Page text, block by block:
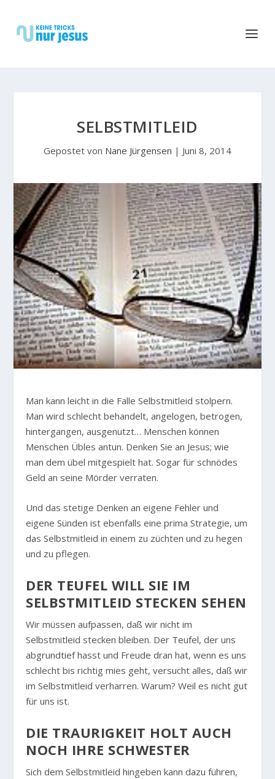
SELBSTMITLEID
Gepostet von Nane Jürgensen | Juni 8, 2014
Man kann leicht in die Falle Selbstmitleid stolpern.
Man wird schlecht behandelt, angelogen, betrogen,
hintergangen, ausgenutzt… Menschen können
Menschen Übles antun. Denken Sie an Jesus; wie
man dem übel mitgespielt hat. Sogar für schnödes
Geld an seine Mörder verraten.
Und das stetige Denken an eigene Fehler und
eigene Sünden ist ebenfalls eine prima Strategie, um
das Selbstmitleid in einem zu züchten und zu hegen
und zu pflegen.
DER TEUFEL WILL SIE IM
SELBSTMITLEID STECKEN SEHEN
Wir müssen aufpassen, daß wir nicht im
Selbstmitleid stecken bleiben. Der Teufel, der uns
abgrundtief hasst und Freude dran hat, wenn es uns
schlecht bis richtig mies geht, versucht alles, daß wir
im Selbstmitleid verharren. Warum? Weil es nicht gut
für uns ist.
DIE TRAURIGKEIT HOLT AUCH
NOCH IHRE SCHWESTER
Sich dem Selbstmitleid hingeben kann dazu führen,